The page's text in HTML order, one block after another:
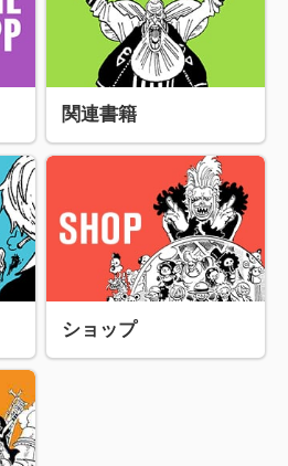
関連書籍
ショップ